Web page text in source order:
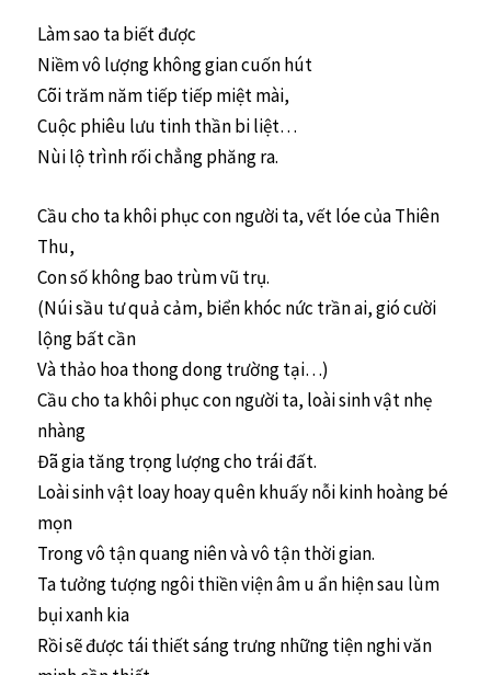
Làm sao ta biết được
Niềm vô lượng không gian cuốn hút
Cõi trăm năm tiếp tiếp miệt mài,
Cuộc phiêu lưu tinh thần bi liệt…
Nùi lộ trình rối chẳng phăng ra.
Cầu cho ta khôi phục con người ta, vết lóe của Thiên
Thu,
Con số không bao trùm vũ trụ.
(Núi sầu tư quả cảm, biển khóc nức trần ai, gió cười
lộng bất cần
Và thảo hoa thong dong trường tại…)
Cầu cho ta khôi phục con người ta, loài sinh vật nhẹ
nhàng
Đã gia tăng trọng lượng cho trái đất.
Loài sinh vật loay hoay quên khuấy nỗi kinh hoàng bé
mọn
Trong vô tận quang niên và vô tận thời gian.
Ta tưởng tượng ngôi thiền viện âm u ẩn hiện sau lùm
bụi xanh kia
Rồi sẽ được tái thiết sáng trưng những tiện nghi văn